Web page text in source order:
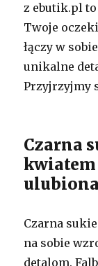
z ebutik.pl
Twoje
łączy w
unikalne
Przyjrzyjmy
Czarna
Czarna
na sobie
detalom.